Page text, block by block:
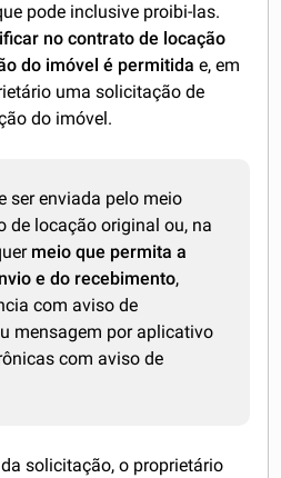
pode inclusive proibi-las.
no contrato de locação
do imóvel é permitidae, em
uma solicitação de
do imóvel.
ser enviada pelo meio
de locação original ou, na
meio que permita a
e do recebimento,
com aviso de
mensagem por aplicativo
com aviso de
solicitação, o proprietário